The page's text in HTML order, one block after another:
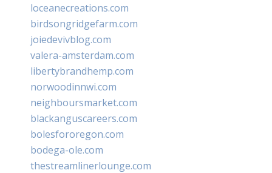
loceanecreations.com
birdsongridgefarm.com
joiedevivblog.com
valera-amsterdam.com
libertybrandhemp.com
norwoodinnwi.com
neighboursmarket.com
blackanguscareers.com
bolesfororegon.com
bodega-ole.com
thestreamlinerlounge.com